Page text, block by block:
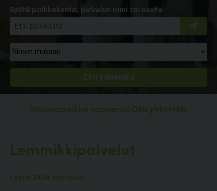
Syötä paikkakunta, palvelun nimi tai osoite
Mainospaikka vapaana! Ota yhteyttä.
Lemmikkipalvelut
Löytyi 2494 palvelua